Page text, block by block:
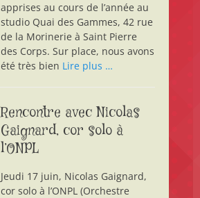
apprises au cours de l’année au
studio Quai des Gammes, 42 rue
de la Morinerie à Saint Pierre
des Corps. Sur place, nous avons
été très bien Lire plus …
Rencontre avec Nicolas
Gaignard, cor solo à
l’ONPL
Jeudi 17 juin, Nicolas Gaignard,
cor solo à l’ONPL (Orchestre